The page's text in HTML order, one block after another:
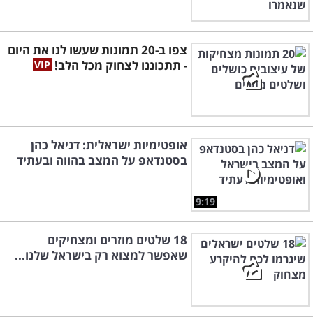
צפו ב-20 תמונות שעשו לנו את היום
- תתכוננו לצחוק מכל הלב!
9:19
אופטימיות ישראלית: דניאל כהן
בסטנדאפ על המצב בהווה ובעתיד
18 שלטים מוזרים ומצחיקים
שאפשר למצוא רק בישראל שלנו...